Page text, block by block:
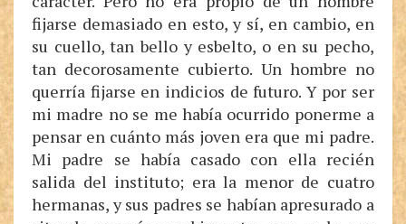
fijarse demasiado en esto, y sí, en cambio, en
su cuello, tan bello y esbelto, o en su pecho,
tan decorosamente cubierto. Un hombre no
querría fijarse en indicios de futuro. Y por ser
mi madre no se me había ocurrido ponerme a
pensar en cuánto más joven era que mi padre.
Mi padre se había casado con ella recién
salida del instituto; era la menor de cuatro
hermanas, y sus padres se habían apresurado a